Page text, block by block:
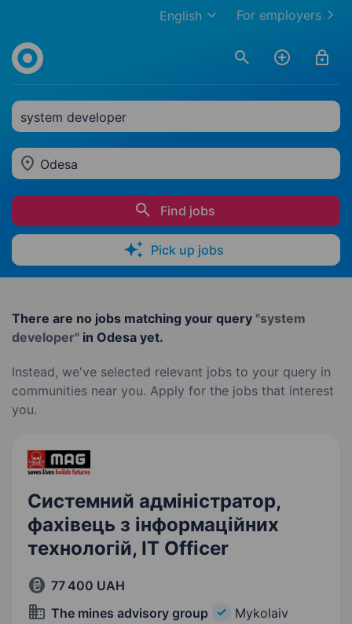
For employers
English
system developer
Odesa
Find jobs
Pick up jobs
There are no jobs matching your query "system
developer" in Odesa yet.
Instead, we've selected relevant jobs to your query in
communities near you. Apply for the jobs that interest
you.
Системний адміністратор,
фахівець з інформаційних
технологій, IT Officer
77 400 UAH
The mines advisory group
Mykolaiv